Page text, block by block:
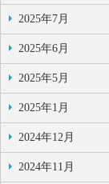
2025年7月
2025年6月
2025年5月
2025年1月
2024年12月
2024年11月